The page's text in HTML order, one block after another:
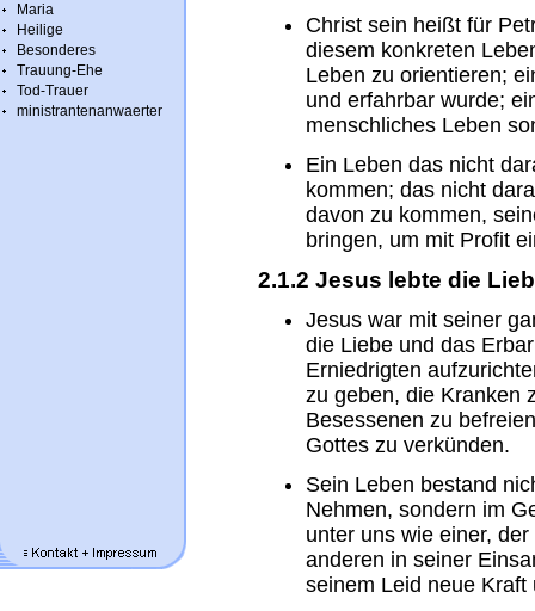
Maria
Heilige
Besonderes
Trauung-Ehe
Tod-Trauer
ministrantenanwaerter
Christ sein heißt für
diesem konkreten
Leben zu orientieren;
und erfahrbar wurde;
menschliches Leben
Ein Leben das nicht
kommen; das nicht
davon zu kommen,
bringen, um mit Profit
2.1.2 Jesus lebte die
Jesus war mit seiner
die Liebe und das
Erniedrigten
zu geben, die Kranken
Besessenen zu
Gottes zu verkünden.
Sein Leben bestand
Nehmen, sondern im
unter uns wie einer,
anderen in seiner
seinem Leid neue